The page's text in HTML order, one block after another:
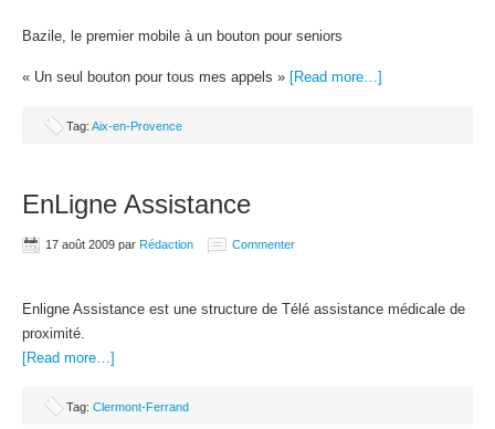
Bazile, le premier mobile à un bouton pour seniors
« Un seul bouton pour tous mes appels » [Read more…]
Tag: Aix-en-Provence
EnLigne Assistance
17 août 2009 par Rédaction Commenter
Enligne Assistance est une structure de Télé assistance médicale de
proximité.
[Read more…]
Tag: Clermont-Ferrand